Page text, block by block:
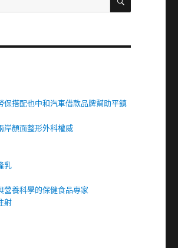
保搭配也中和汽車借款品牌幫助平鎮
岸顏面整形外科權威
乳
營養科學的保健食品專家
射